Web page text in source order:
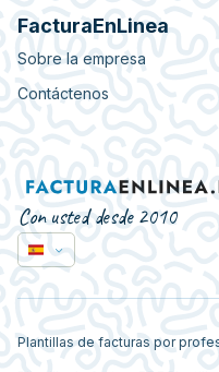
FacturaEnLinea
Sobre la empresa
Contáctenos
Con usted desde 2010
Plantillas de facturas por